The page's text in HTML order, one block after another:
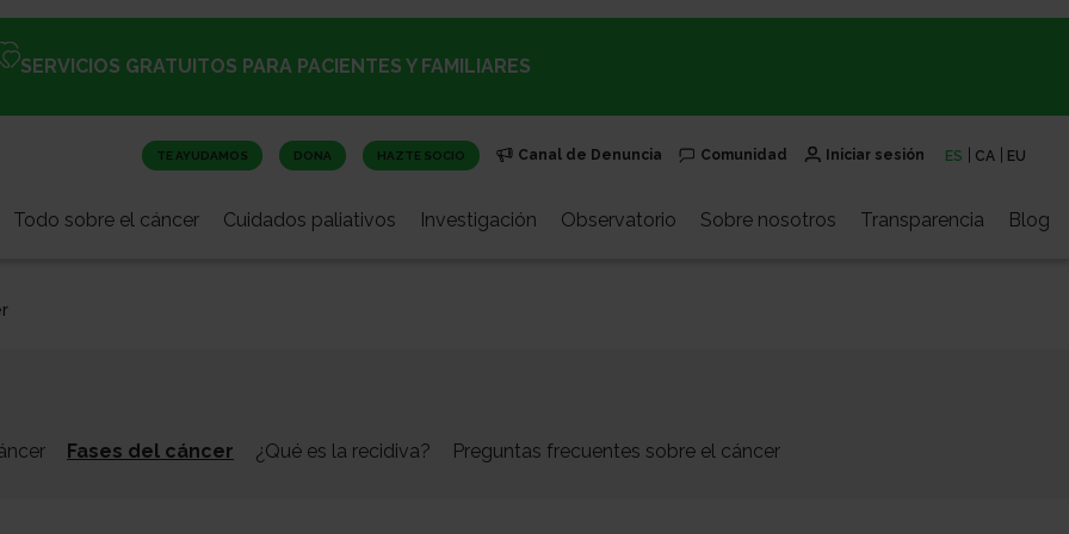
SERVICIOS GRATUITOS PARA PACIENTES Y FAMILIARES
TE AYUDAMOS DONA HAZTE SOCIO Canal de Denuncia Comunidad Iniciar sesión ES CA EU
Todo sobre el cáncer Cuidados paliativos Investigación Observatorio Sobre nosotros Transparencia Blog
Fases del cáncer ¿Qué es la recidiva? Preguntas frecuentes sobre el cáncer